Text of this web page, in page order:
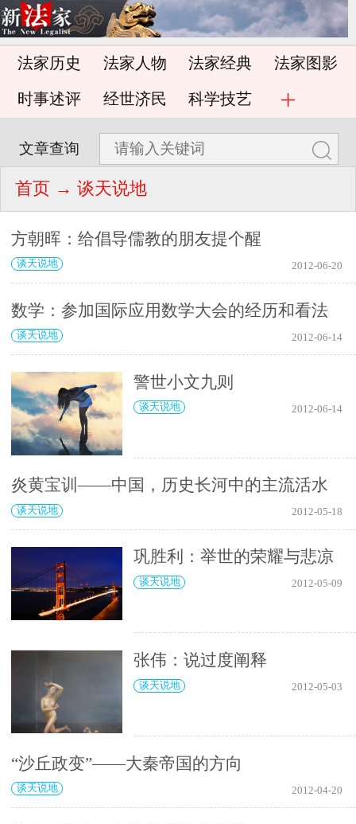
法家历史 法家人物 法家经典 法家图影
时事述评 经世济民 科学技艺
文章查询
首页 → 谈天说地
方朝晖：给倡导儒教的朋友提个醒
谈天说地 2012-06-20
数学：参加国际应用数学大会的经历和看法
谈天说地 2012-06-14
警世小文九则
谈天说地 2012-06-14
炎黄宝训——中国，历史长河中的主流活水
谈天说地 2012-05-18
巩胜利：举世的荣耀与悲凉
谈天说地 2012-05-09
张伟：说过度阐释
谈天说地 2012-05-03
“沙丘政变”——大秦帝国的方向
谈天说地 2012-04-20